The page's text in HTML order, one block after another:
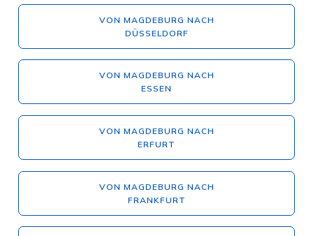
VON MAGDEBURG NACH
DÜSSELDORF
VON MAGDEBURG NACH
ESSEN
VON MAGDEBURG NACH
ERFURT
VON MAGDEBURG NACH
FRANKFURT